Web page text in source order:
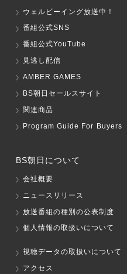
ウェルビーイング放送中！
番組公式SNS
番組公式YouTube
見逃し配信
AMBER GAMES
BS朝日セールスサイト
関連商品
Program Guide For Buyers
BS朝日について
会社概要
ニュースリリース
放送番組の種別の公表制度
個人情報の取扱いについて
視聴データの取扱いについて
アクセス